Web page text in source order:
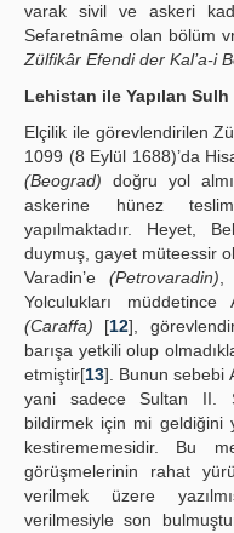
varak sivil ve askeri
Sefaretnâme olan bölüm
Zülfikâr Efendi der Kal’a-i
Lehistan ile Yapılan
Elçilik ile görevlendirilen
1099 (8 Eylül 1688)’da
(Beograd) doğru yol
askerine hünez
yapılmaktadır. Heyet,
duymuş, gayet müteessir
Varadin’e(Petrovaradin)
Yolculukları
(Caraffa) [12],
barışa yetkili olup
etmiştir[13]. Bunun sebebi
yani sadece Sultan II.
bildirmek için mi geldiğini
kestirememesidir. Bu
görüşmelerinin rahat
verilmek üzere
verilmesiyle son